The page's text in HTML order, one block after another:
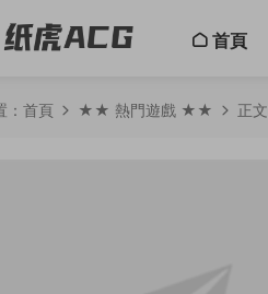
首頁
首頁 ★★ 熱門遊戲 ★★ 正文